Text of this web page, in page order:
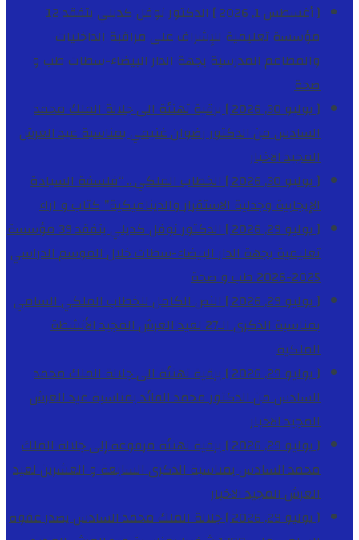
[ أغسطس 1, 2026 ]
الدكتور نوفل كديلي يتفقد 12
مؤسسة تعليمية للإشراف على مراقبة الداخليات
والمطاعم المدرسية بجهة الدار البيضاء-سطاتطب و
صحة
[ يوليو 30, 2026 ]
برقية تهنئة الى جلالة الملك محمد
السادس من الدكتور رضوان غنيمي بمناسبة عيد العرش
المجيدالاخبار
[ يوليو 30, 2026 ]
الخطاب الملكي .. “فلسفة السيادة
الإيجابية وجدلية الاستقرار والديناميكية”كتاب و اراء
[ يوليو 29, 2026 ]
الدكتور نوفل كديلي يتفقد 39 مؤسسة
تعليمية بجهة الدار البيضاء-سطات خلال الموسم الدراسي
2025-2026
طب و صحة
[ يوليو 29, 2026 ]
النص الكامل للخطاب الملكي السامي
بمناسبة الذكرى الـ27 لعيد العرش المجيد
الأنشطة
الملكية
[ يوليو 29, 2026 ]
برقية تهنئة الى جلالة الملك محمد
السادس من الدكتور محمد الفائد بمناسبة عيد العرش
المجيدالاخبار
[ يوليو 29, 2026 ]
برقية تهنئة مرفوعة إلى جلالة الملك
محمد السادس بمناسبة الذكرى السابعة و العشرين لعيد
العرش المجيدالاخبار
[ يوليو 29, 2026 ]
جلالة الملك محمد السادس يصدر عفوه